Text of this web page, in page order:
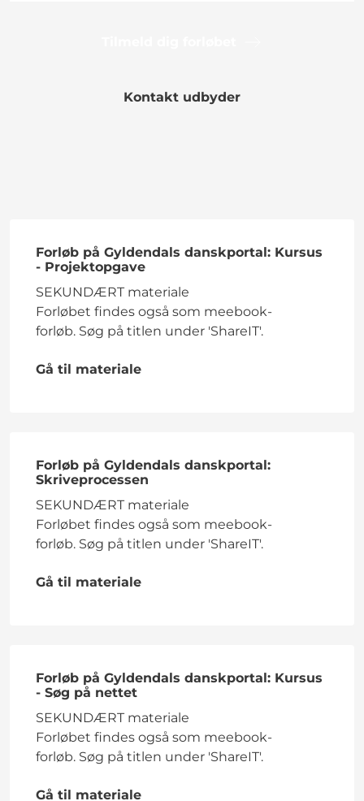
Kontakt udbyder
Forløb på Gyldendals danskportal: Kursus
- Projektopgave
SEKUNDÆRT materiale
Forløbet findes også som meebook-
forløb. Søg på titlen under 'ShareIT'.
Gå til materiale
Forløb på Gyldendals danskportal:
Skriveprocessen
SEKUNDÆRT materiale
Forløbet findes også som meebook-
forløb. Søg på titlen under 'ShareIT'.
Gå til materiale
Forløb på Gyldendals danskportal: Kursus
- Søg på nettet
SEKUNDÆRT materiale
Forløbet findes også som meebook-
forløb. Søg på titlen under 'ShareIT'.
Gå til materiale